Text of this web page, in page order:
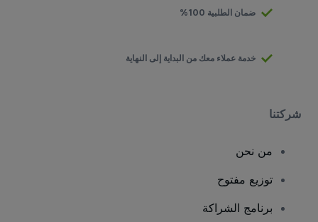
ضمان الطلبية 100%
خدمة عملاء معك من البداية إلى النهاية
شركتنا
من نحن
توزيع مفتوح
برنامج الشراكة